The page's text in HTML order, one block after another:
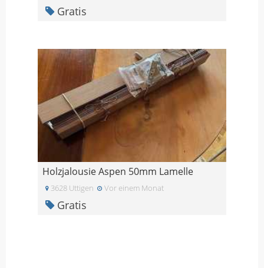
Gratis
Holzjalousie Aspen 50mm Lamelle
3628 Uttigen Vor einem Monat
Gratis